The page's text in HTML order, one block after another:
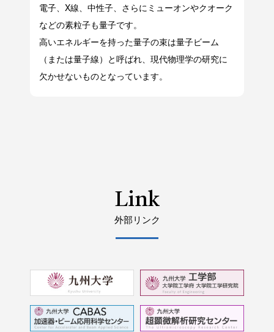
電子、X線、中性子、さらにミューオンやクオーク
などの素粒子も量子です。
高いエネルギーを持った量子の束は量子ビーム
（または量子線）と呼ばれ、現代物理学の研究に
欠かせないものとなっています。
Link
外部リンク